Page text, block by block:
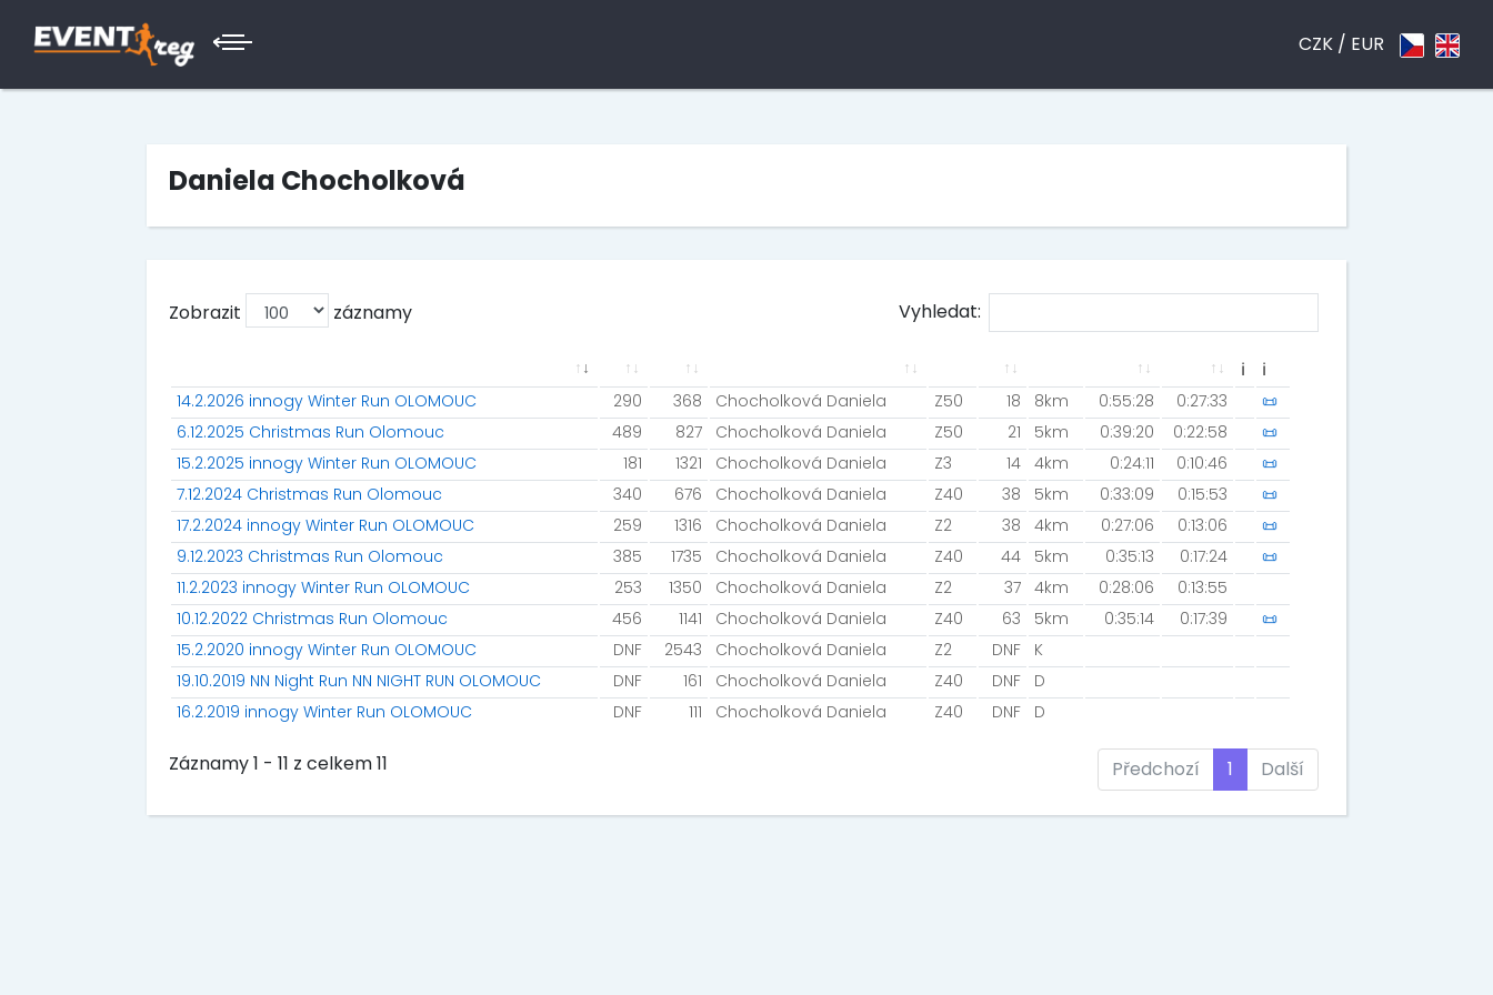
CZK / EUR
Daniela Chocholková
Zobrazit záznamy Vyhledat:
ℹ
ℹ
14.2.2026 innogy Winter Run OLOMOUC
290 368 Chocholková Daniela Z50 18 8km 0:55:28 0:27:33
📜
6.12.2025 Christmas Run Olomouc
489 827 Chocholková Daniela Z50 21 5km 0:39:20 0:22:58
📜
15.2.2025 innogy Winter Run OLOMOUC
181 1321 Chocholková Daniela Z3 14 4km 0:24:11 0:10:46
📜
7.12.2024 Christmas Run Olomouc
340 676 Chocholková Daniela Z40 38 5km 0:33:09 0:15:53
📜
17.2.2024 innogy Winter Run OLOMOUC
259 1316 Chocholková Daniela Z2 38 4km 0:27:06 0:13:06
📜
9.12.2023 Christmas Run Olomouc
385 1735 Chocholková Daniela Z40 44 5km 0:35:13 0:17:24
📜
11.2.2023 innogy Winter Run OLOMOUC
253 1350 Chocholková Daniela Z2 37 4km 0:28:06
0:13:55
10.12.2022 Christmas Run Olomouc
456 1141 Chocholková Daniela Z40 63 5km 0:35:14 0:17:39
📜
15.2.2020 innogy Winter Run OLOMOUC
DNF 2543 Chocholková Daniela Z2 DNF
K
19.10.2019 NN Night Run NN NIGHT RUN OLOMOUC
DNF 161 Chocholková Daniela Z40 DNF
D
16.2.2019 innogy Winter Run OLOMOUC
DNF 111 Chocholková Daniela Z40 DNF D
Záznamy 1 - 11 z celkem 11 Předchozí 1 Další